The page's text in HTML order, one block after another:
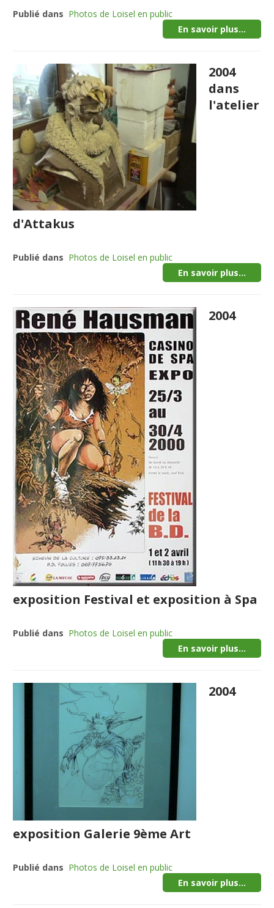
Publié dans Photos de Loisel en public
En savoir plus...
2004
dans
l'atelier
d'Attakus
Publié dans Photos de Loisel en public
En savoir plus...
2004
exposition Festival et exposition à Spa
Publié dans Photos de Loisel en public
En savoir plus...
2004
exposition Galerie 9ème Art
Publié dans Photos de Loisel en public
En savoir plus...